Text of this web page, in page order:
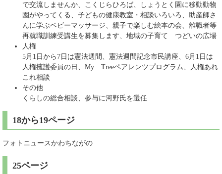
で交流しませんか、こくじらひろば、しょうとく園に移動動物
園がやってくる、子どもの健康教室・相談いろいろ、助産師さ
んに学ぶベビーマッサージ、親子で楽しむ絵本の会、離職者等
再就職訓練受講生を募集します、地域の子育て つどいの広場
人権
5月1日から7日は憲法週間、憲法週間記念市民講座、6月1日は
人権擁護委員の日、My Treeペアレンツプログラム、人権あれ
これ相談
その他
くらしの総合相談、参与に河野氏を選任
18から19ページ
フォトニュースかわちながの
25ページ